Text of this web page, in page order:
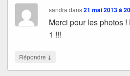
sandra dans21 mai 2013 à
Merci pour les photos
1 !!!
Répondre ↓